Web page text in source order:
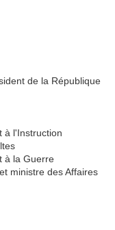
de la République
à l'Instruction
à la Guerre
ministre des Affaires